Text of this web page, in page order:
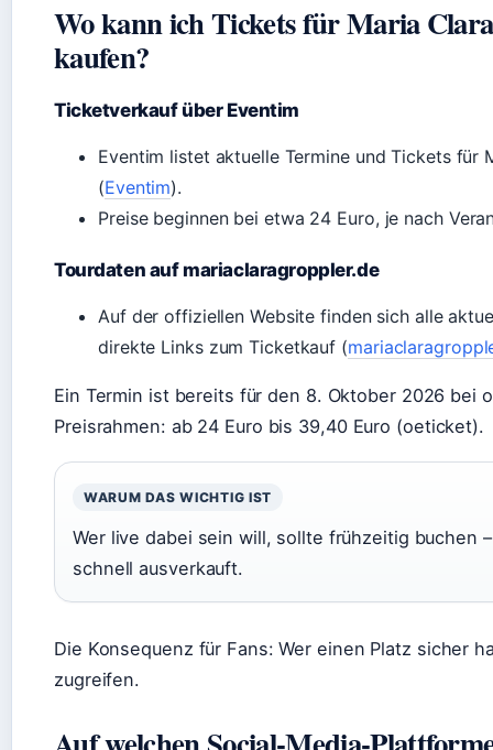
Wo kann ich Tickets für Maria
kaufen?
Ticketverkauf über Eventim
Eventim listet aktuelle Termine und Tickets für
(Eventim).
Preise beginnen bei etwa 24 Euro, je nach
Tourdaten auf mariaclaragroppler.de
Auf der offiziellen Website finden sich alle
direkte Links zum Ticketkauf (
Ein Termin ist bereits für den 8. Oktober 2026 bei
Preisrahmen: ab 24 Euro bis 39,40 Euro (oeticket).
WARUM DAS WICHTIG IST
Wer live dabei sein will, sollte frühzeitig buchen
schnell ausverkauft.
Die Konsequenz für Fans: Wer einen Platz sicher
zugreifen.